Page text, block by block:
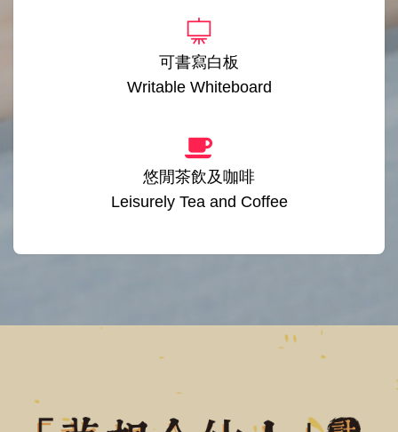
可書寫白板
Writable Whiteboard
悠閒茶飲及咖啡
Leisurely Tea and Coffee